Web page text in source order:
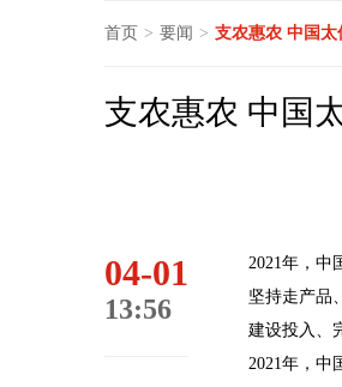
首页 > 要闻 > 支农惠农 中国
支农惠农 中国
04-01
13:56
2021年，中
坚持走产品
建设投入、
2021年，中